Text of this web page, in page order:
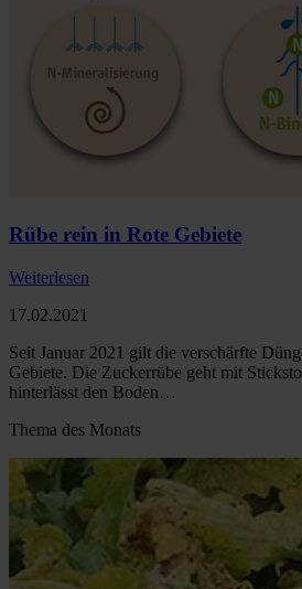
Rübe rein in Rote Gebiete
Weiterlesen
17.02.2021
Seit Januar 2021 gilt die verschärfte
Gebiete. Die Zuckerrübe geht mit
hinterlässt den Boden…
Thema des Monats